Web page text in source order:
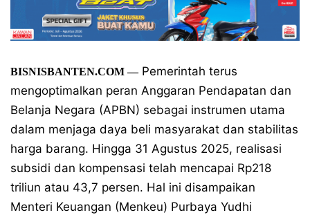
BISNISBANTEN.COM—Pemerintah terus
mengoptimalkan peran Anggaran Pendapatan dan
Belanja Negara (APBN) sebagai instrumen utama
dalam menjaga daya beli masyarakat dan stabilitas
harga barang. Hingga 31 Agustus 2025, realisasi
subsidi dan kompensasi telah mencapai Rp218
triliun atau 43,7 persen. Hal ini disampaikan
Menteri Keuangan (Menkeu) Purbaya Yudhi